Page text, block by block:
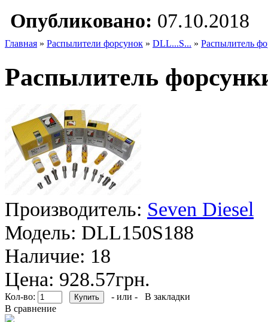
Опубликовано: 07.10.2018
Главная » Распылители форсунок » DLL...S... » Распылитель
Распылитель
Производитель: Seven Diesel
Модель: DLL150S188
Наличие: 18
Цена: 928.57грн.
Кол-во: - или -
В закладки
В сравнение